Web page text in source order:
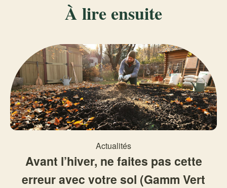
À lire ensuite
Actualités
Avant l’hiver, ne faites pas cette
erreur avec votre sol (Gamm Vert